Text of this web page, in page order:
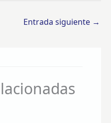
Entrada siguiente →